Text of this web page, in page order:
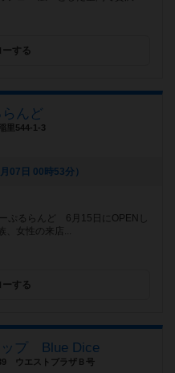
ーする
んど
里544-1-3
07日 00時53分）
ぷるらんど 6月15日にOPENし
、女性の来店...
ーする
ップ Blue Dice
ウエストプラザＢ号